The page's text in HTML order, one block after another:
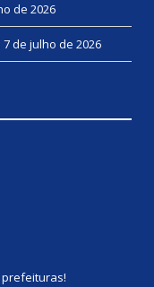
de 2026
7 de julho de 2026
!